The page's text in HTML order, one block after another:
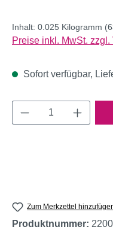
Inhalt: 0.025 Kilogramm
Preise inkl. MwSt. zzgl.
Sofort verfügbar,
Produkt
Zum Merkzettel
Produktnummer: